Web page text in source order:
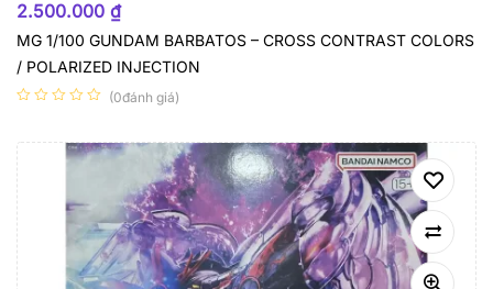
2.500.000 ₫
MG 1/100 GUNDAM BARBATOS – CROSS CONTRAST COLORS
/ POLARIZED INJECTION
(0đánh giá)